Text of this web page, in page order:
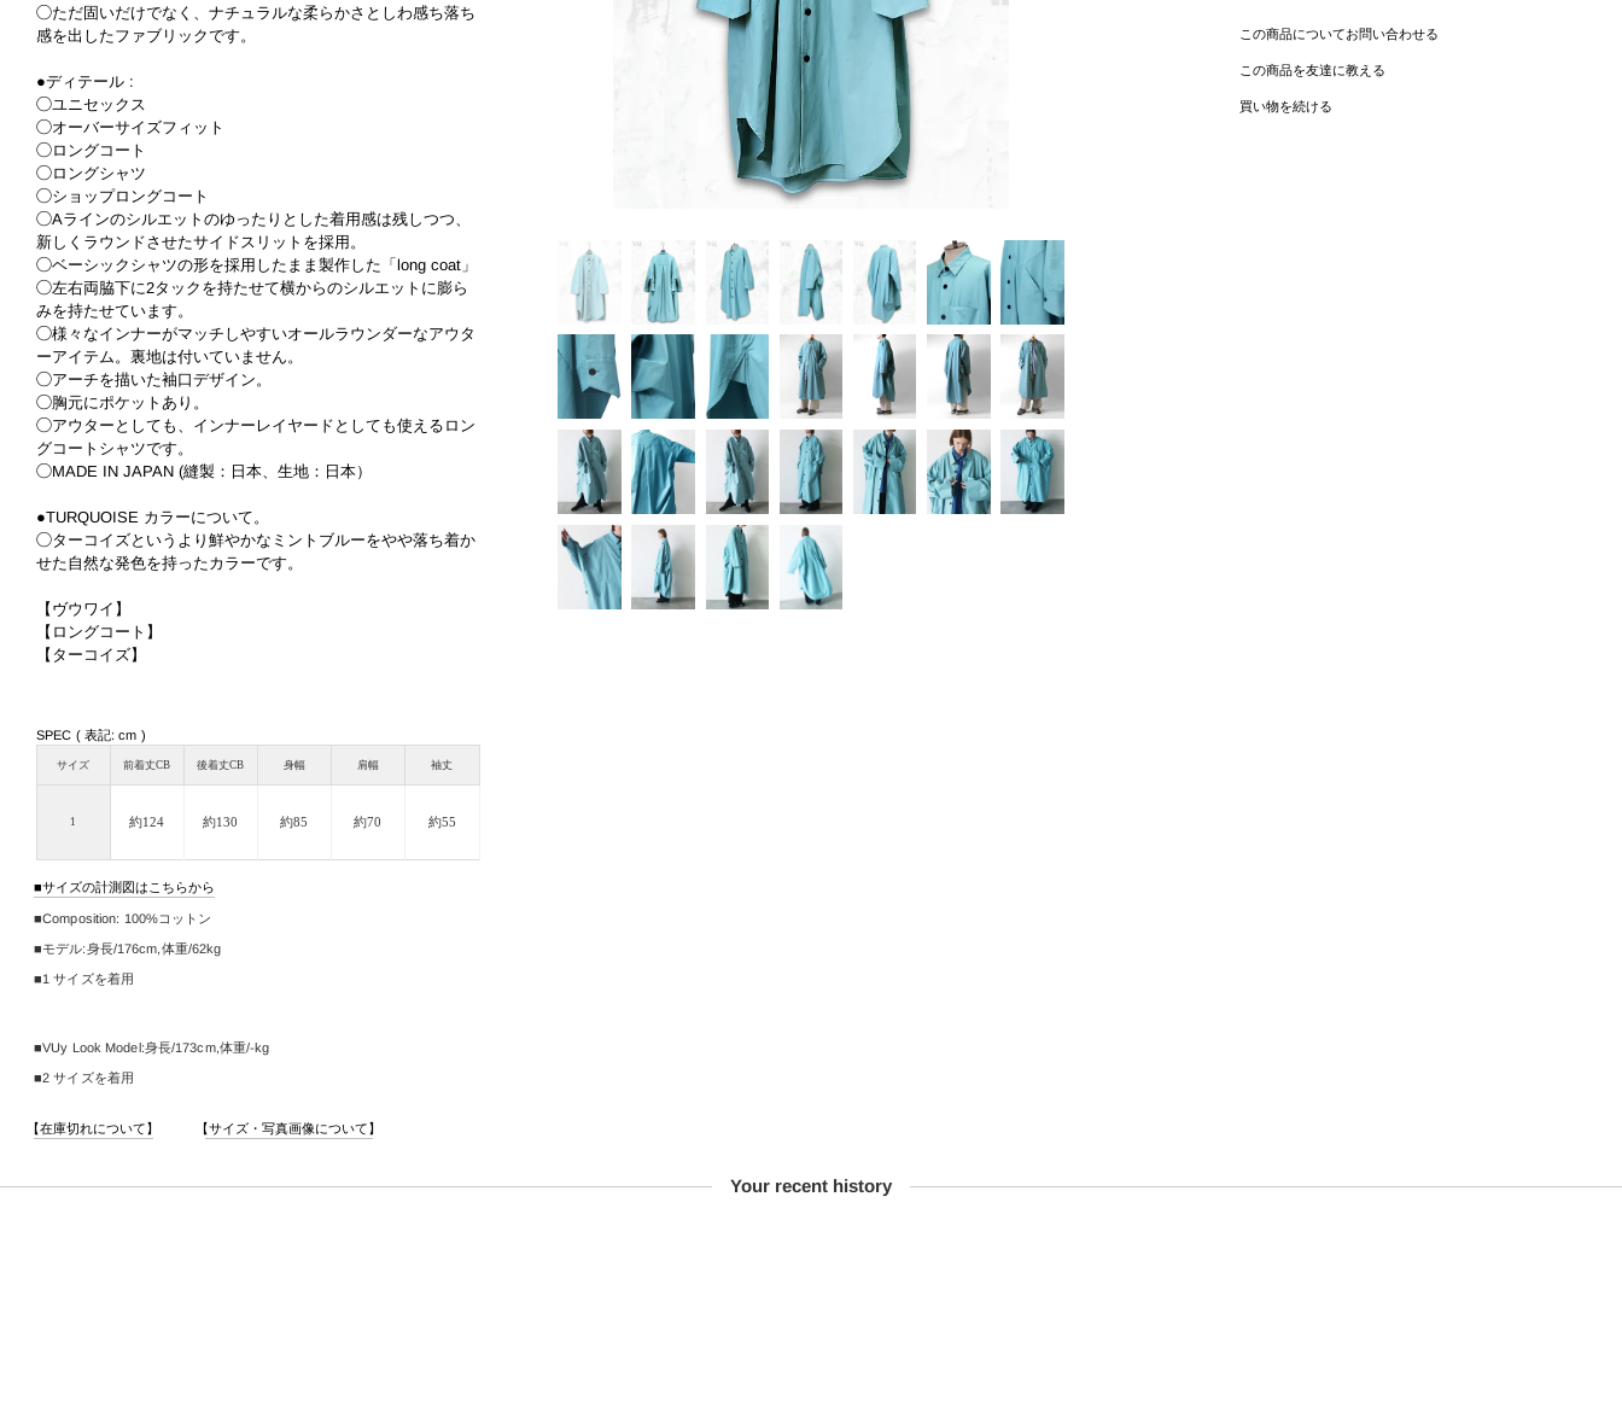
◯ただ固いだけでなく、ナチュラルな柔らかさとしわ感ち落ち
感を出したファブリックです。
●ディテール :
◯ユニセックス
◯オーバーサイズフィット
◯ロングコート
◯ロングシャツ
◯ショップロングコート
◯Aラインのシルエットのゆったりとした着用感は残しつつ、
新しくラウンドさせたサイドスリットを採用。
◯ベーシックシャツの形を採用したまま製作した「long coat」
◯左右両脇下に2タックを持たせて横からのシルエットに膨ら
みを持たせています。
◯様々なインナーがマッチしやすいオールラウンダーなアウタ
ーアイテム。裏地は付いていません。
◯アーチを描いた袖口デザイン。
◯胸元にポケットあり。
◯アウターとしても、インナーレイヤードとしても使えるロン
グコートシャツです。
◯MADE IN JAPAN (縫製：日本、生地：日本）
●TURQUOISE カラーについて。
◯ターコイズというより鮮やかなミントブルーをやや落ち着か
せた自然な発色を持ったカラーです。
【ヴウワイ】
【ロングコート】
【ターコイズ】
SPEC ( 表記: cm )
サイズ 前着丈CB 後着丈CB 身幅 肩幅 袖丈
1 約124 約130 約85 約70 約55
サイズの計測図はこちらから
Composition: 100%コットン
モデル:身長/176cm,体重/62kg
1 サイズを着用
VUy Look Model:身長/173cm,体重/-kg
2 サイズを着用
【在庫切れについて】 【サイズ・写真画像について】
この商品についてお問い合わせる
この商品を友達に教える
買い物を続ける
Your recent history